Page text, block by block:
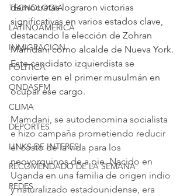
TECNOLOGIA
LATINOAMERICA
INMIGRACION
POLÍTICA
ONDASFM
CLIMA
DEPORTES
LINKS DE INTERES
RECOMENDADO DE LA SEMANA
REDES
demócratas lograron victorias
significativas en varios estados clave,
destacando la elección de Zohran
Mamdani como alcalde de Nueva York.
Este candidato izquierdista se
convierte en el primer musulmán en
ocupar ese cargo.
Mamdani, se autodenomina socialista
e hizo campaña prometiendo reducir
el costo de la vida para los
neoyorquinos de a pie. Nacido en
Uganda en una familia de origen indio
y naturalizado estadounidense, era